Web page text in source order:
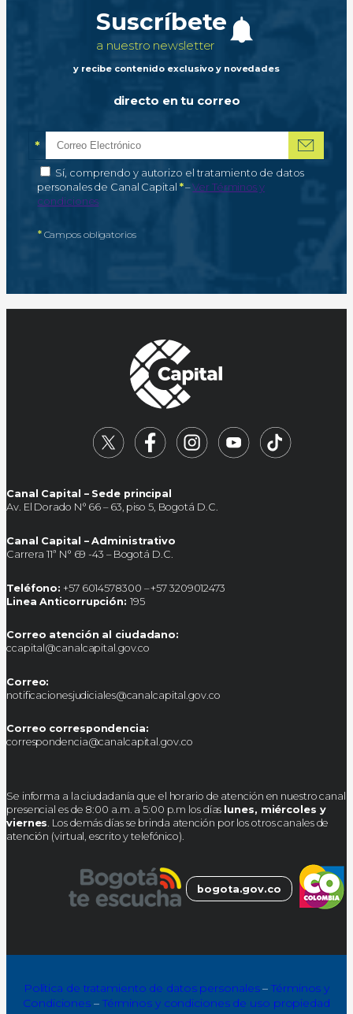
Suscríbete
a nuestro newsletter
y recibe contenido exclusivo y novedades
directo en tu correo
Correo electrónico
*Campo obligatorio
Autorización de tratamiento de datos personales
Sí, comprendo y autorizo el tratamiento de datos
personales de Canal Capital *–Campo obligatorio
Ver Términos y
condiciones
*Campos obligatorios
Canal Capital – Sede principal
Av. El Dorado N° 66 – 63, piso 5, Bogotá D.C.
Canal Capital – Administrativo
Carrera 11ª N° 69 -43 – Bogotá D.C.
Teléfono: +57 6014578300 – +57 3209012473
Linea Anticorrupción: 195
Correo atención al ciudadano:
ccapital@canalcapital.gov.co
Correo:
notificacionesjudiciales@canalcapital.gov.co
Correo correspondencia:
correspondencia@canalcapital.gov.co
Se informa a la ciudadanía que el horario de atención en nuestro canal
presencial es de 8:00 a.m. a 5:00 p.m los días lunes, miércoles y
viernes . Los demás días se brinda atención por los otros canales de
atención (virtual, escrito y telefónico).
bogota.gov.co
Política de tratamiento de datos personales–Términos y
Condiciones –Términos y condiciones de uso propiedad